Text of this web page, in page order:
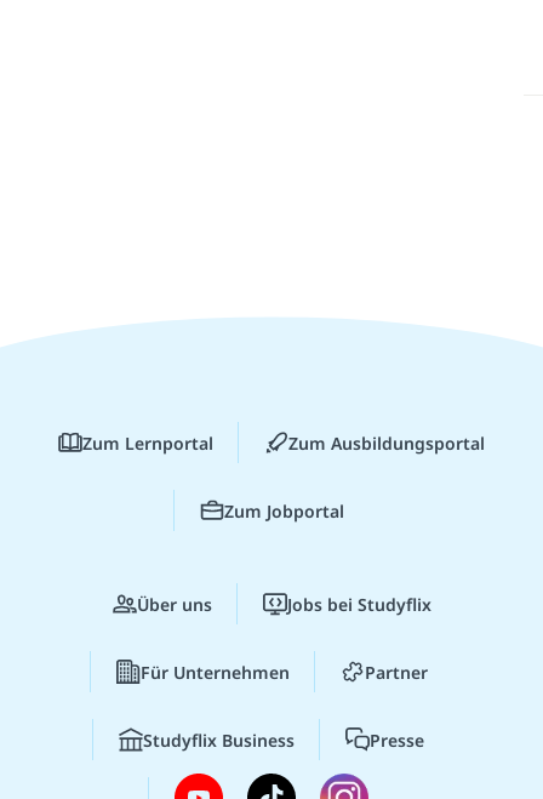
Zum Lernportal Zum Ausbildungsportal
Zum Jobportal
Über uns Jobs bei Studyflix
Für Unternehmen Partner
Studyflix Business Presse